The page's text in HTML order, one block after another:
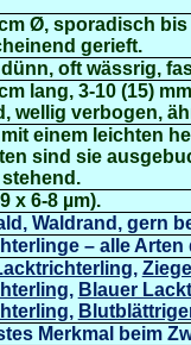
cm Ø, sporadisch
gerieft.
oft wässrig,
lang, 3-10 (15)
wellig verbogen,
einem leichten
sind sie
x 6-8 µm).
Waldrand, gern
– alle
,
, Blauer
,
Merkmal beim